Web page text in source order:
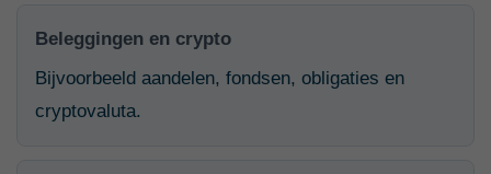
Beleggingen en crypto
Bijvoorbeeld aandelen, fondsen, obligaties en
cryptovaluta.